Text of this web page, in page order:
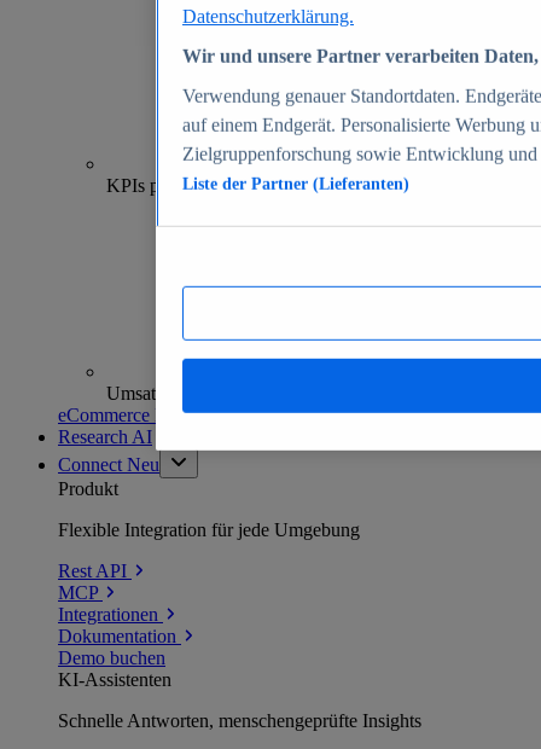
70+
KPIs pro Shop
Umsatzanalysen und -prognosen
eCommerce Insights entdecken
Research AI
Connect Neu
Produkt
Flexible Integration für jede Umgebung
Rest API
MCP
Integrationen
Dokumentation
Demo buchen
KI-Assistenten
Schnelle Antworten, menschengeprüfte Insights
Datenschutzerklärung.
Wir und unsere Partner verarbeiten
Verwendung genauer Standortdaten.
auf einem Endgerät. Personalisierte Werbung
Zielgruppenforschung sowie Entwicklung
Liste der Partner (Lieferanten)